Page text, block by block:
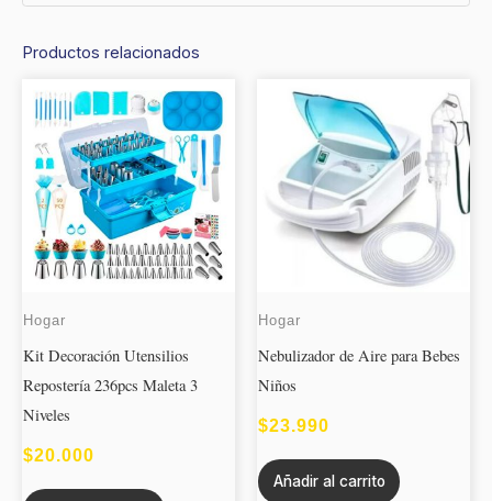
Productos relacionados
Hogar
Kit Decoración Utensilios
Repostería 236pcs Maleta 3
Niveles
$20.000
Hogar
Nebulizador de Aire para Bebes
Niños
$23.990
Añadir al carrito